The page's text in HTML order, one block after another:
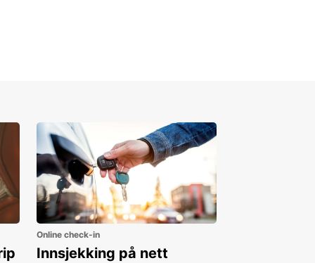
Online check-in
Innsjekking på nett